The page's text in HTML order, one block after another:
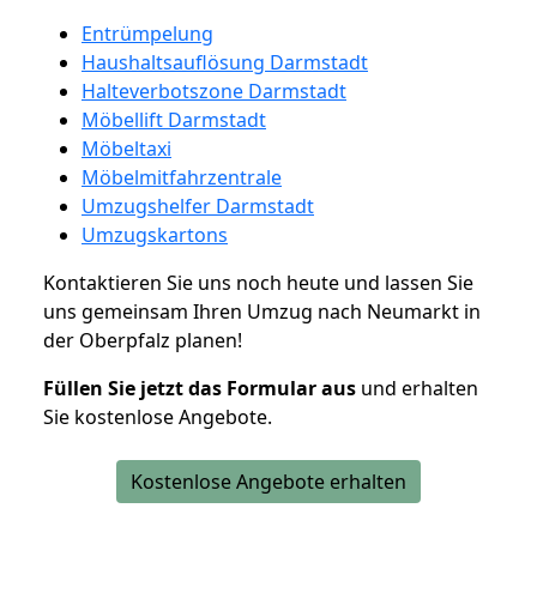
Entrümpelung
Haushaltsauflösung Darmstadt
Halteverbotszone Darmstadt
Möbellift Darmstadt
Möbeltaxi
Möbelmitfahrzentrale
Umzugshelfer Darmstadt
Umzugskartons
Kontaktieren Sie uns noch heute und lassen Sie
uns gemeinsam Ihren Umzug nach Neumarkt in
der Oberpfalz planen!
Füllen Sie jetzt das Formular aus und erhalten
Sie kostenlose Angebote.
Kostenlose Angebote erhalten